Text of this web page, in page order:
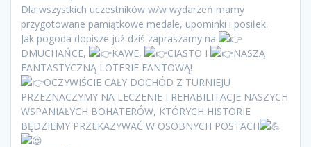
Dla wszystkich uczestników w/w wydarzeń mamy
przygotowane pamiątkowe medale, upominki i posiłek.
Jak pogoda dopisze już dziś zapraszamy na
DMUCHAŃCE,
KAWE, CIASTO I
NASZĄ
FANTASTYCZNĄ LOTERIE FANTOWĄ!
OCZYWIŚCIE CAŁY DOCHÓD Z TURNIEJU
PRZEZNACZYMY NA LECZENIE I REHABILITACJE NASZYCH
WSPANIAŁYCH BOHATERÓW, KTÓRYCH HISTORIE
BĘDZIEMY PRZEKAZYWAĆ W OSOBNYCH POSTACH